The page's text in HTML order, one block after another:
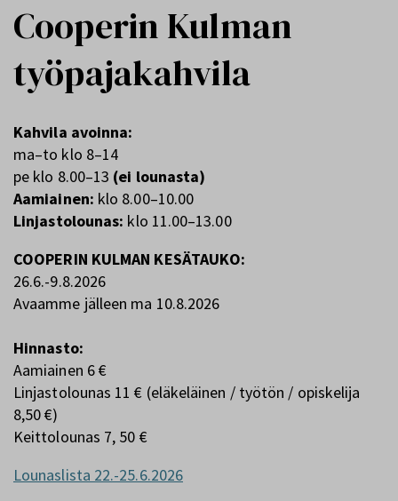
Cooperin Kulman
työpajakahvila
Kahvila avoinna:
ma–to klo 8–14
pe klo 8.00–13 (ei lounasta)
Aamiainen: klo 8.00–10.00
Linjastolounas: klo 11.00–13.00
COOPERIN KULMAN KESÄTAUKO:
26.6.-9.8.2026
Avaamme jälleen ma 10.8.2026
Hinnasto:
Aamiainen 6 €
Linjastolounas 11 € (eläkeläinen / työtön / opiskelija
8,50 €)
Keittolounas 7, 50 €
Lounaslista 22.-25.6.2026